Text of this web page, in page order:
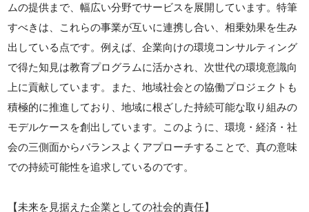
ムの提供まで、幅広い分野でサービスを展開しています。特筆
すべきは、これらの事業が互いに連携し合い、相乗効果を生み
出している点です。例えば、企業向けの環境コンサルティング
で得た知見は教育プログラムに活かされ、次世代の環境意識向
上に貢献しています。また、地域社会との協働プロジェクトも
積極的に推進しており、地域に根ざした持続可能な取り組みの
モデルケースを創出しています。このように、環境・経済・社
会の三側面からバランスよくアプローチすることで、真の意味
での持続可能性を追求しているのです。
【未来を見据えた企業としての社会的責任】